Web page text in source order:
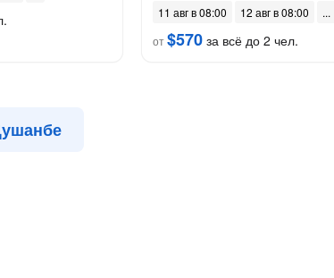
11 авг в 08:00
12 авг в 08:00
от$570 за всё до 2 чел.